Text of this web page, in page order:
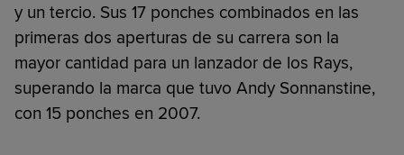
y un tercio. Sus 17 ponches combinados en las
primeras dos aperturas de su carrera son la
mayor cantidad para un lanzador de los Rays,
superando la marca que tuvo Andy Sonnanstine,
con 15 ponches en 2007.